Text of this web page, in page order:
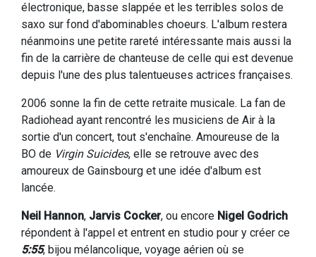
électronique, basse slappée et les terribles solos de
saxo sur fond d'abominables choeurs. L'album restera
néanmoins une petite rareté intéressante mais aussi la
fin de la carrière de chanteuse de celle qui est devenue
depuis l'une des plus talentueuses actrices françaises.
2006 sonne la fin de cette retraite musicale. La fan de
Radiohead ayant rencontré les musiciens de Air à la
sortie d'un concert, tout s'enchaîne. Amoureuse de la
BO de Virgin Suicides, elle se retrouve avec des
amoureux de Gainsbourg et une idée d'album est
lancée.
Neil Hannon, Jarvis Cocker, ou encore Nigel Godrich
répondent à l'appel et entrent en studio pour y créer ce
5:55, bijou mélancolique, voyage aérien où se